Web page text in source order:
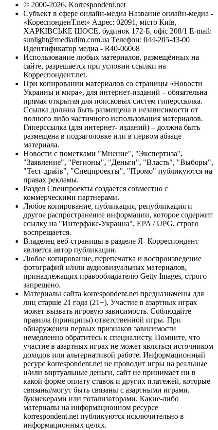
© 2000-2026, Korrespondent.net
Субъект в сфере онлайн-медиа Название онлайн-медиа -
«КореспонденТ.net» Адрес: 02091, місто Київ,
ХАРКІВСЬКЕ ШОСЕ, будинок 172-Б, офіс 208/1 E-mail:
sunlight@mediadim.com.ua Телефон: 044-205-43-00
Идентификатор медиа - R40-06068
Использование любых материалов, размещённых на
сайте, разрешается при условии ссылки на
Корреспондент.net.
При копировании материалов со страницы «Новости
Украины и мира», для интернет-изданий – обязательна
прямая открытая для поисковых систем гиперссылка.
Ссылка должна быть размещена в независимости от
полного либо частичного использования материалов.
Гиперссылка (для интернет- изданий) – должна быть
размещена в подзаголовке или в первом абзаце
материала.
Новости с пометками "Мнение", "Экспертиза",
"Заявление", "Регионы", "Деньги", "Власть", "Выборы",
"Тест-драйв", "Спецпроекты", "Промо" публикуются на
правах рекламы.
Раздел Спецпроекты создается совместно с
коммерческими партнерами.
Любое копирование, публикация, републикация и
другое распространение информации, которое содержит
ссылку на "Интерфакс-Украина", EPA / UPG, строго
воспрещается.
Владелец веб-страницы в разделе Я- Корреспондент
является автор публикации.
Любое копирование, перепечатка и воспроизведение
фотографий и/или аудиовизуальных материалов,
принадлежащих правообладателю Getty Images, строго
запрещено.
Материалы сайта korrespondent.net предназначены для
лиц старше 21 года (21+). Участие в азартных играх
может вызвать игровую зависимость. Соблюдайте
правила (принципы) ответственной игры. При
обнаружении первых признаков зависимости
немедленно обратитесь к специалисту. Помните, что
участие в азартных играх не может являться источником
доходов или альтернативой работе. Информационный
ресурс korrespondent.net не проводит игры на реальные
и/или виртуальные деньги, сайт не принимает ни в
какой форме оплату ставок и других платежей, которые
связаны/могут быть связаны с азартными играми,
букмекерами или тотализаторами. Какие-либо
материалы на информационном ресурсе
korrespondent.net публикуются исключительно в
информационных целях.